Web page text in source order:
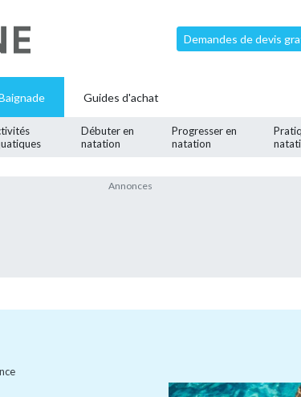
Demandes de devis
Débuter en
natation
Progresser en
natation
Guides d'achat